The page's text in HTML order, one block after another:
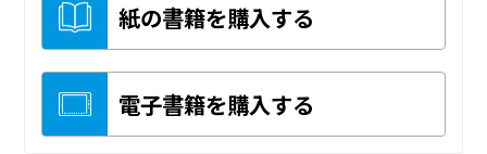
紙の書籍を購入する
電子書籍を購入する